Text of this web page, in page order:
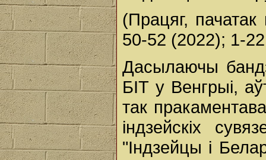
(Працяг,
50-52 (2022); 1-
Дасылаючы
БІТ у Венгрыі,
так
індзейскіх
"Індзейцы і